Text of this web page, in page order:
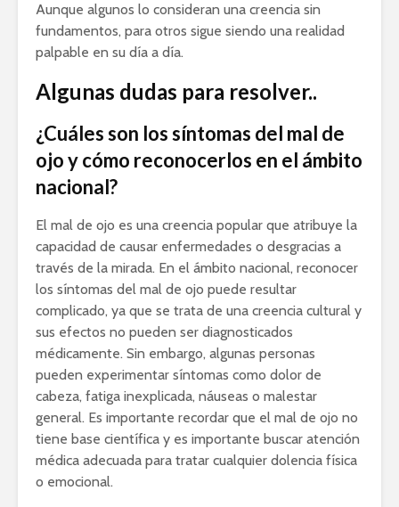
Aunque algunos lo consideran una creencia sin
fundamentos, para otros sigue siendo una realidad
palpable en su día a día.
Algunas dudas para resolver..
¿Cuáles son los síntomas del mal de
ojo y cómo reconocerlos en el ámbito
nacional?
El mal de ojo es una creencia popular que atribuye la
capacidad de causar enfermedades o desgracias a
través de la mirada. En el ámbito nacional, reconocer
los síntomas del mal de ojo puede resultar
complicado, ya que se trata de una creencia cultural y
sus efectos no pueden ser diagnosticados
médicamente. Sin embargo, algunas personas
pueden experimentar síntomas como dolor de
cabeza, fatiga inexplicada, náuseas o malestar
general. Es importante recordar que el mal de ojo no
tiene base científica y es importante buscar atención
médica adecuada para tratar cualquier dolencia física
o emocional.